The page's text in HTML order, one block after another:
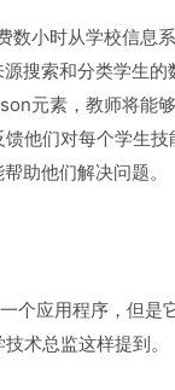
数小时从学校信息
搜索和分类学生的
元素，教师将能
他们对每个学生技
助他们解决问题。
个应用程序，但是
术总监这样提到。